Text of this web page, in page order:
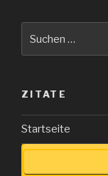
nach:
ZITATE
Startseite